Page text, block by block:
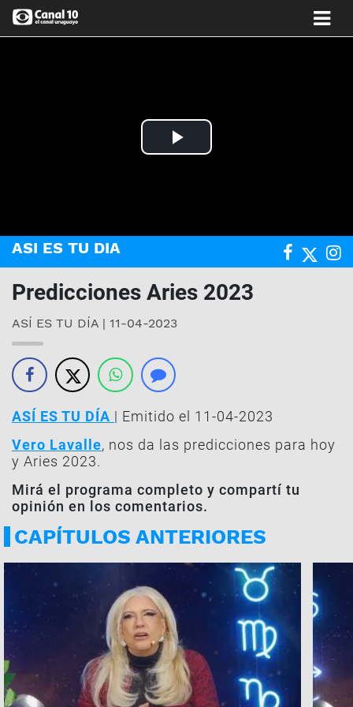
Play
ASI ES TU DIA
Predicciones Aries 2023
ASÍ ES TU DÍA | 11-04-2023
ASÍ ES TU DÍA | Emitido el 11-04-2023
Vero Lavalle, nos da las predicciones para hoy
y Aries 2023.
Mirá el programa completo y compartí tu
opinión en los comentarios.
CAPÍTULOS ANTERIORES